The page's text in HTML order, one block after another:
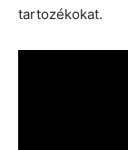
tartozékokat.